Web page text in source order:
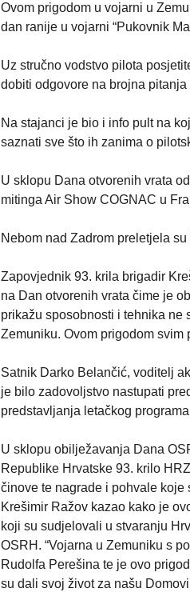
Ovom prigodom u vojarni u
dan ranije u vojarni “Pukovnik
Uz stručno vodstvo pilota
dobiti odgovore na brojna
Na stajanci je bio i info pult na
saznati sve što ih zanima o
U sklopu Dana otvorenih vrata
mitinga Air Show COGNAC u
Nebom nad Zadrom preletjela su
Zapovjednik 93. krila brigadir
na Dan otvorenih vrata čime je
prikažu sposobnosti i tehnika ne
Zemuniku. Ovom prigodom
Satnik Darko Belančić, voditelj
je bilo zadovoljstvo nastupati
predstavljanja letačkog
U sklopu obilježavanja Dana
Republike Hrvatske 93. krilo
činove te nagrade i pohvale
Krešimir Ražov kazao kako je
koji su sudjelovali u stvaranju
OSRH. “Vojarna u Zemuniku s
Rudolfa Perešina te je ovo
su dali svoj život za našu